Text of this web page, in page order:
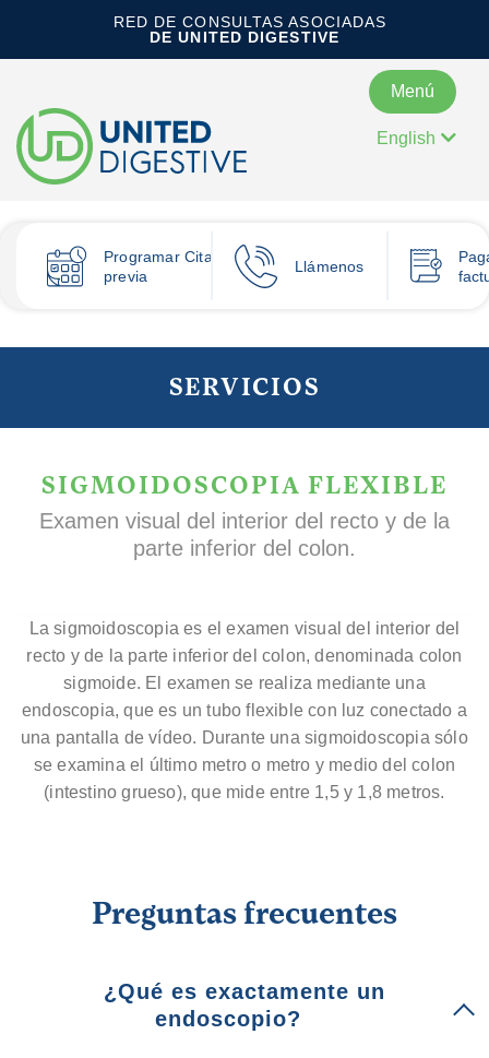
RED DE CONSULTAS ASOCIADAS
DE UNITED DIGESTIVE
Menú
English
ProgramarCita
previa
Llámenos
SERVICIOS
SIGMOIDOSCOPIA FLEXIBLE
Examen visual del interior del recto y de la
parte inferior del colon.
La sigmoidoscopia es el examen visual del interior del
recto y de la parte inferior del colon, denominada colon
sigmoide. El examen se realiza mediante una
endoscopia, que es un tubo flexible con luz conectado a
una pantalla de vídeo. Durante una sigmoidoscopia sólo
se examina el último metro o metro y medio del colon
(intestino grueso), que mide entre 1,5 y 1,8 metros.
Preguntas frecuentes
¿Qué es exactamente un
endoscopio?